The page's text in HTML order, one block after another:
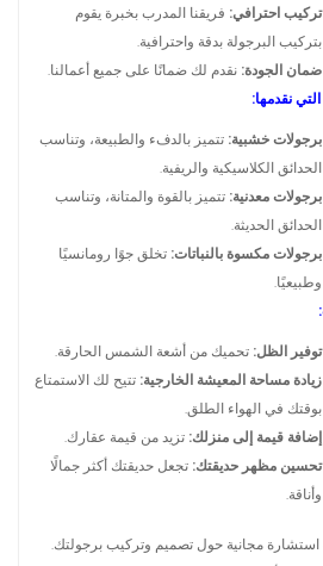
تركيب احترافي: فريقنا المدرب بخبرة يقوم
بتركيب البرجولة بدقة واحترافية.
ضمان الجودة: نقدم لك ضمانًا على جميع أعمالنا.
نقدمها:
برجولات خشبية: تتميز بالدفء والطبيعة، وتناسب
الحدائق الكلاسيكية والريفية.
برجولات معدنية: تتميز بالقوة والمتانة، وتناسب
الحدائق الحديثة.
برجولات مكسوة بالنباتات: تخلق جوًا رومانسيًا
وطبيعيًا.
توفير الظل: تحميك من أشعة الشمس الحارقة.
زيادة مساحة المعيشة الخارجية: تتيح لك الاستمتاع
بوقتك في الهواء الطلق.
إضافة قيمة إلى منزلك: تزيد من قيمة عقارك.
تحسين مظهر حديقتك: تجعل حديقتك أكثر جمالًا
وأناقة.
استشارة مجانية حول تصميم وتركيب برجولتك.